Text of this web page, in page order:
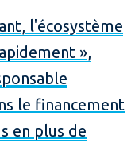
l'écosystème
»,
le financement
en plus de